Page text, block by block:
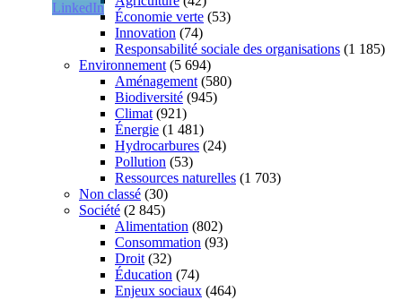
Économie verte (53)
Innovation (74)
Responsabilité sociale des organisations (1 185)
Environnement (5 694)
Aménagement (580)
Biodiversité (945)
Climat (921)
Énergie (1 481)
Hydrocarbures (24)
Pollution (53)
Ressources naturelles (1 703)
Non classé (30)
Société (2 845)
Alimentation (802)
Consommation (93)
Droit (32)
Éducation (74)
Enjeux sociaux (464)